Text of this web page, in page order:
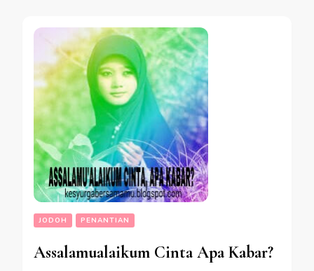
JODOH PENANTIAN
Assalamualaikum Cinta Apa Kabar?